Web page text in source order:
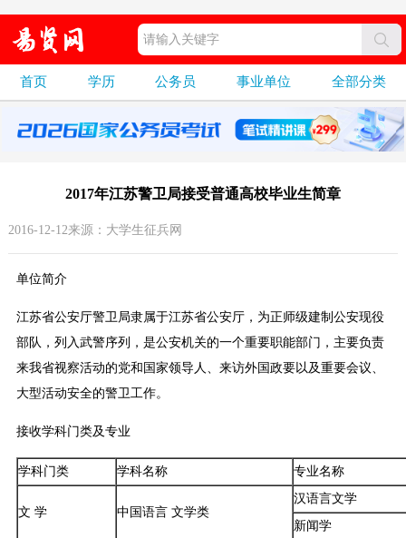
首页 学历 公务员 事业单位 全部分类
2017年江苏警卫局接受普通高校毕业生简章
2016-12-12来源：大学生征兵网
单位简介
江苏省公安厅警卫局隶属于江苏省公安厅，为正师级建制公安现役
部队，列入武警序列，是公安机关的一个重要职能部门，主要负责
来我省视察活动的党和国家领导人、来访外国政要以及重要会议、
大型活动安全的警卫工作。
接收学科门类及专业
学科门类 学科名称 专业名称
文 学 中国语言 文学类
汉语言文学
新闻学